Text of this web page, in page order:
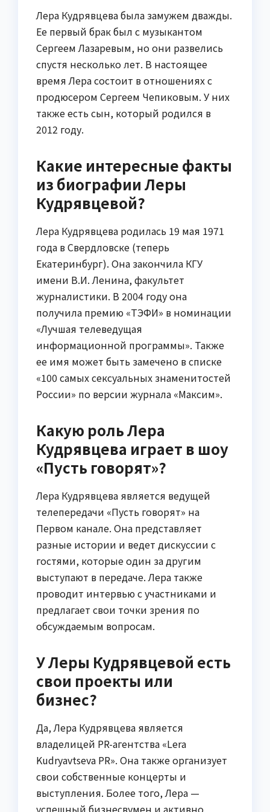
Лера Кудрявцева была замужем дважды.
Ее первый брак был с музыкантом
Сергеем Лазаревым, но они развелись
спустя несколько лет. В настоящее
время Лера состоит в отношениях с
продюсером Сергеем Чепиковым. У них
также есть сын, который родился в
2012 году.
Какие интересные факты
из биографии Леры
Кудрявцевой?
Лера Кудрявцева родилась 19 мая 1971
года в Свердловске (теперь
Екатеринбург). Она закончила КГУ
имени В.И. Ленина, факультет
журналистики. В 2004 году она
получила премию «ТЭФИ» в номинации
«Лучшая телеведущая
информационной программы». Также
ее имя может быть замечено в списке
«100 самых сексуальных знаменитостей
России» по версии журнала «Максим».
Какую роль Лера
Кудрявцева играет в шоу
«Пусть говорят»?
Лера Кудрявцева является ведущей
телепередачи «Пусть говорят» на
Первом канале. Она представляет
разные истории и ведет дискуссии с
гостями, которые один за другим
выступают в передаче. Лера также
проводит интервью с участниками и
предлагает свои точки зрения по
обсуждаемым вопросам.
У Леры Кудрявцевой есть
свои проекты или
бизнес?
Да, Лера Кудрявцева является
владелицей PR-агентства «Lera
Kudryavtseva PR». Она также организует
свои собственные концерты и
выступления. Более того, Лера —
успешный бизнесвумен и активно